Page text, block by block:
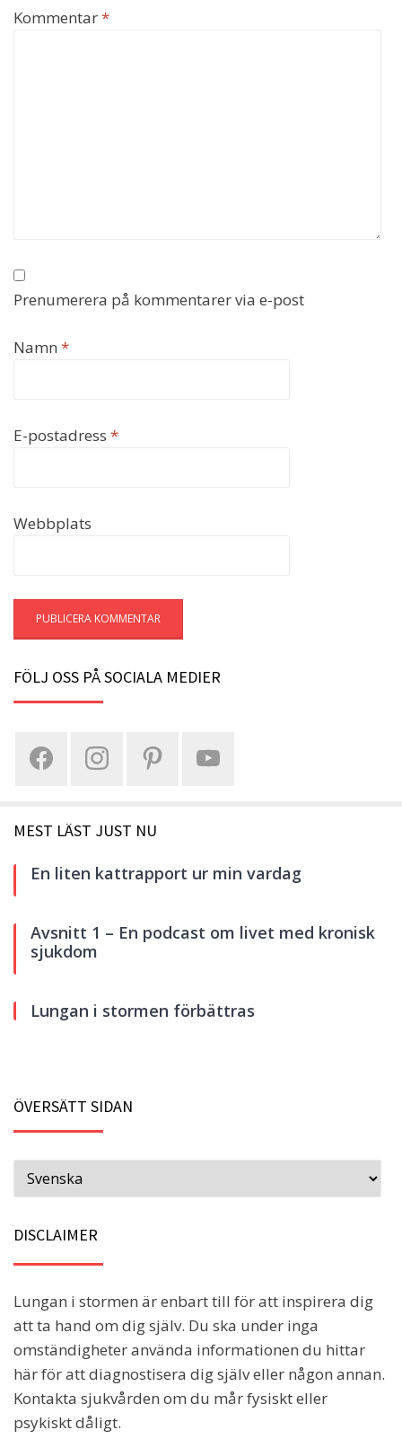
Kommentar*
Prenumerera på kommentarer via e-post
Namn *
E-postadress *
Webbplats
FÖLJ OSS PÅ SOCIALA MEDIER
MEST LÄST JUST NU
En liten kattrapport ur min vardag
Avsnitt 1 – En podcast om livet med kronisk
sjukdom
Lungan i stormen förbättras
ÖVERSÄTT SIDAN
DISCLAIMER
Lungan i stormen är enbart till för att inspirera dig
att ta hand om dig själv. Du ska under inga
omständigheter använda informationen du hittar
här för att diagnostisera dig själv eller någon annan.
Kontakta sjukvården om du mår fysiskt eller
psykiskt dåligt.